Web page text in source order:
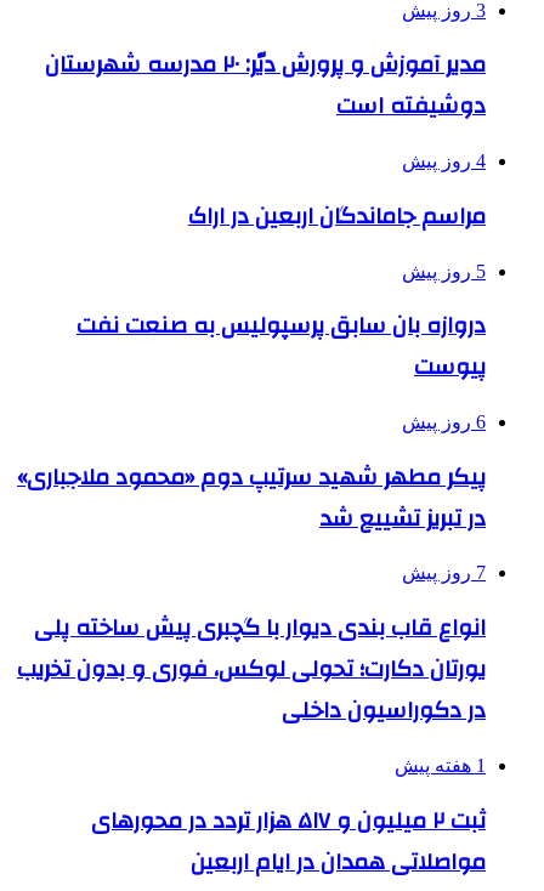
3 روز پیش
مدیر آموزش و پرورش دیّر: ۲۰ مدرسه شهرستان
دوشیفته است
4 روز پیش
مراسم جاماندگان اربعین در اراک
5 روز پیش
دروازه بان سابق پرسپولیس به صنعت نفت
پیوست
6 روز پیش
پیکر مطهر شهید سرتیپ دوم «محمود ملاجباری»
در تبریز تشییع شد
7 روز پیش
انواع قاب بندی دیوار با گچبری پیش ساخته پلی
یورتان دکارت؛ تحولی لوکس، فوری و بدون تخریب
در دکوراسیون داخلی
1 هفته پیش
ثبت ۲ میلیون و ۵۱۷ هزار تردد در محورهای
مواصلاتی همدان در ایام اربعین